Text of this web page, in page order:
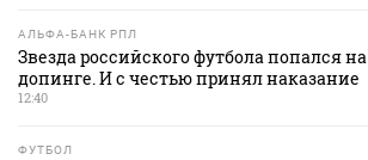
АЛЬФА-БАНК РПЛ
Звезда российского футбола попался на
допинге. И с честью принял наказание
12:40
ФУТБОЛ